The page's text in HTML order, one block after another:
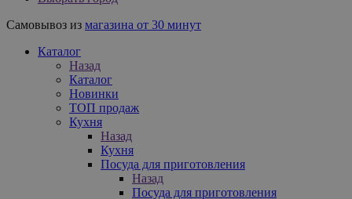
Самовывоз из магазина от 30 минут
Каталог
Назад
Каталог
Новинки
ТОП продаж
Кухня
Назад
Кухня
Посуда для приготовления
Назад
Посуда для приготовления